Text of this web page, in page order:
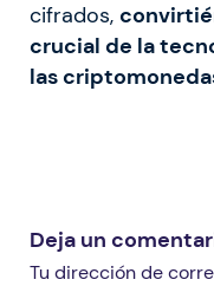
cifrados,
crucial de la
las
Deja un
Tu dirección de